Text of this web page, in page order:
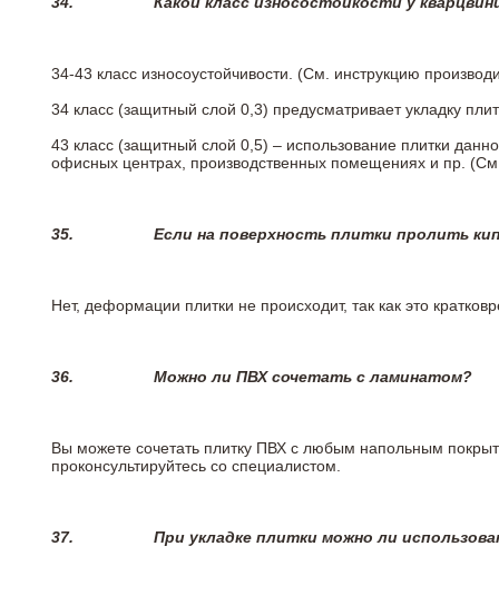
34-43 класс износоустойчивости. (См. инструкцию
34 класс (защитный слой 0,3) предусматривает укладку
43 класс (защитный слой 0,5) – использование плитки
офисных центрах, производственных помещениях и пр.
35. Если на поверхность плитки пролить
Нет, деформации плитки не происходит, так как это
36. Можно ли ПВХ сочетать с ламинатом?
Вы можете сочетать плитку ПВХ с любым напольным
проконсультируйтесь со специалистом.
37. При укладке плитки можно ли